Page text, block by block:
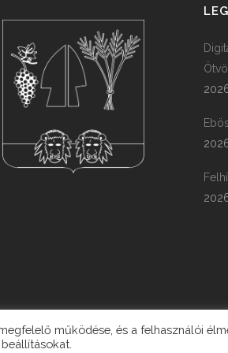
működése, és a felhasználói